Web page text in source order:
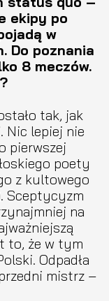
ekipy po
w
Do poznania
8 meczów.
tak, jak
Nic lepiej nie
pierwszej
poety
z kultowego
Sceptycyzm
na
to, że w tym
Odpadła
mistrz –